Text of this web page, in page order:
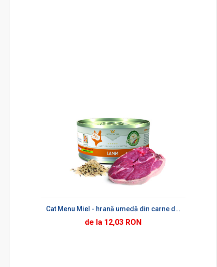
Cat Menu Miel - hrană umedă din carne de miel pentru pisici
de la 12,03 RON